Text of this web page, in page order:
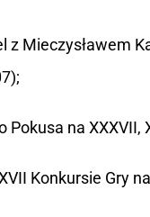
z Mieczysławem
na
Konkursie Gry